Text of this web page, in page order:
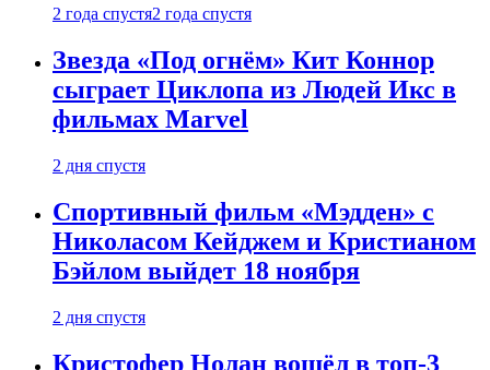
2 года спустя2 года спустя
Звезда «Под огнём» Кит Коннор
сыграет Циклопа из Людей Икс в
фильмах Marvel
2 дня спустя
Спортивный фильм «Мэдден» с
Николасом Кейджем и Кристианом
Бэйлом выйдет 18 ноября
2 дня спустя
Кристофер Нолан вошёл в топ-3